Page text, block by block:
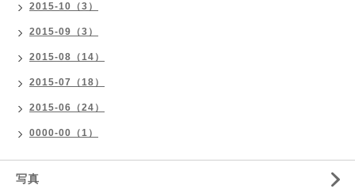
2015-10（3）
2015-09（3）
2015-08（14）
2015-07（18）
2015-06（24）
0000-00（1）
写真